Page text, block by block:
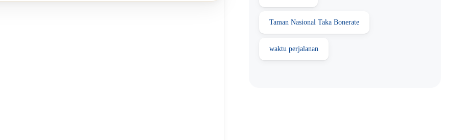
Taman Nasional Taka Bonerate
waktu perjalanan